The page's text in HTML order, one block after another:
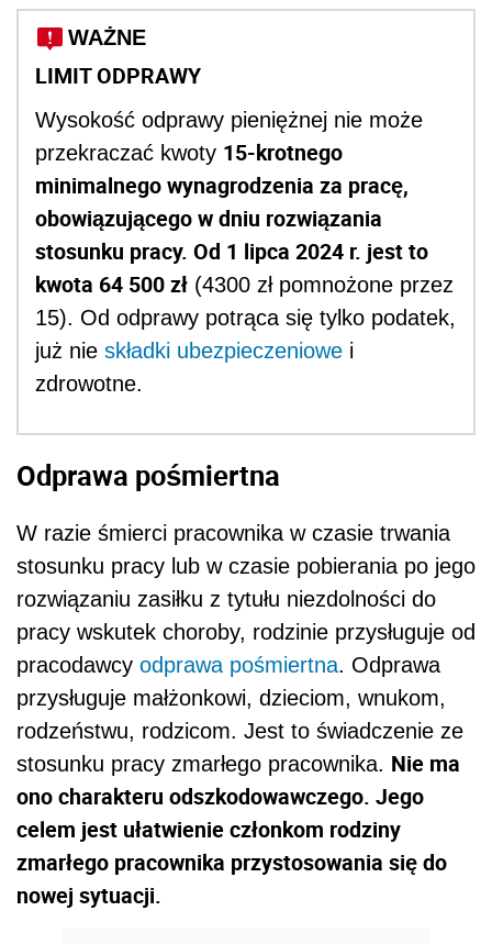
WAŻNE
LIMIT ODPRAWY
Wysokość odprawy pieniężnej nie może
przekraczać kwoty 15-krotnego
minimalnego wynagrodzenia za pracę,
obowiązującego w dniu rozwiązania
stosunku pracy. Od 1 lipca 2024 r. jest to
kwota 64 500 zł (4300 zł pomnożone przez
15). Od odprawy potrąca się tylko podatek,
już nie składki ubezpieczeniowe i
zdrowotne.
Odprawa pośmiertna
W razie śmierci pracownika w czasie trwania
stosunku pracy lub w czasie pobierania po jego
rozwiązaniu zasiłku z tytułu niezdolności do
pracy wskutek choroby, rodzinie przysługuje od
pracodawcy odprawa pośmiertna. Odprawa
przysługuje małżonkowi, dzieciom, wnukom,
rodzeństwu, rodzicom. Jest to świadczenie ze
stosunku pracy zmarłego pracownika. Nie ma
ono charakteru odszkodowawczego. Jego
celem jest ułatwienie członkom rodziny
zmarłego pracownika przystosowania się do
nowej sytuacji.